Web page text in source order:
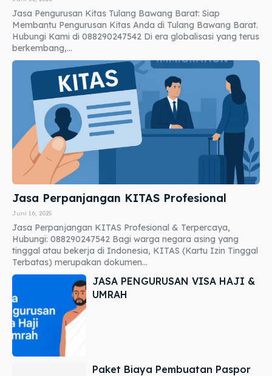
Jasa Pengurusan Kitas Tulang Bawang Barat: Siap
Membantu Pengurusan Kitas Anda di Tulang Bawang Barat.
Hubungi Kami di 088290247542 Di era globalisasi yang terus
berkembang,...
Jasa Perpanjangan KITAS Profesional
Juni 16, 2025
Jasa Perpanjangan KITAS Profesional & Terpercaya,
Hubungi: 088290247542 Bagi warga negara asing yang
tinggal atau bekerja di Indonesia, KITAS (Kartu Izin Tinggal
Terbatas) merupakan dokumen...
JASA PENGURUSAN VISA HAJI &
UMRAH
Paket Biaya Pembuatan Paspor